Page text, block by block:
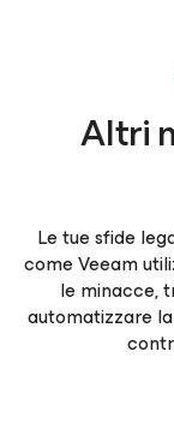
Altri
Le tue sfide
come Veeam
le minacce,
automatizzare